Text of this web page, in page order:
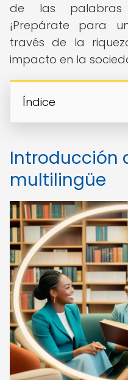
de las palabras
¡Prepárate para
través de la
impacto en la
Índice
Introducción
multilingüe